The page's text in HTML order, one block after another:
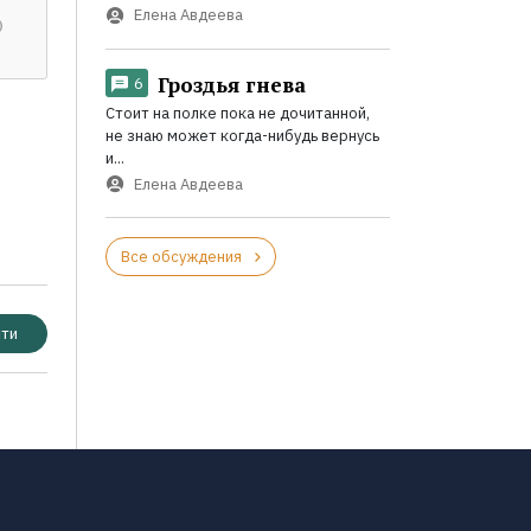
Елена Авдеева
6 Гроздья гнева
Стоит на полке пока не дочитанной,
не знаю может когда-нибудь вернусь
и...
Елена Авдеева
Все обсуждения